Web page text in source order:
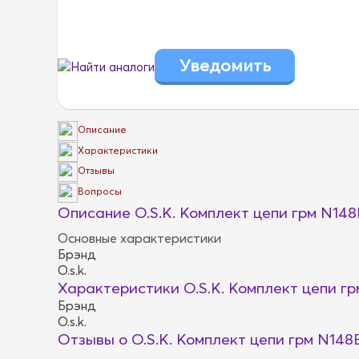
Найти аналоги
Описание
Характеристики
Отзывы
Вопросы
Описание O.S.K. Комплект цепи грм
Основные характеристики
Брэнд
O.s.k.
Характеристики O.S.K. Комплект цепи
Брэнд
O.s.k.
Отзывы о O.S.K. Комплект цепи грм